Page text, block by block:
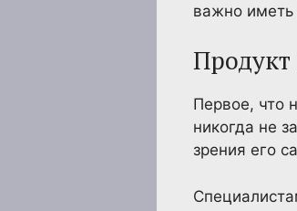
важно иметь
Продукт
Первое, что
никогда не
зрения его